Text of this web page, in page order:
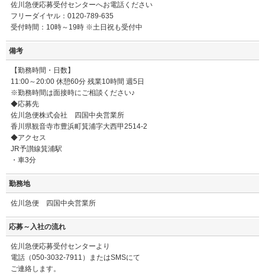
佐川急便応募受付センターへお電話ください
フリーダイヤル：0120-789-635
受付時間：10時～19時 ※土日祝も受付中
備考
【勤務時間・日数】
11:00～20:00 休憩60分 残業10時間 週5日
※勤務時間は面接時にご相談ください♪
◆応募先
佐川急便株式会社 四国中央営業所
香川県観音寺市豊浜町箕浦字大西甲2514-2
◆アクセス
JR予讃線箕浦駅
・車3分
勤務地
佐川急便 四国中央営業所
応募～入社の流れ
佐川急便応募受付センターより
電話（050-3032-7911）またはSMSにて
ご連絡します。